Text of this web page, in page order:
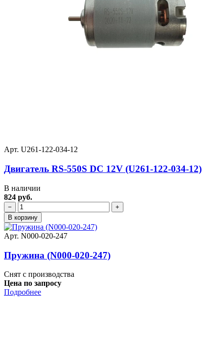
Арт. U261-122-034-12
Двигатель RS-550S DC 12V (U261-122-034-12)
В наличии
824 руб.
−
+
В корзину
Арт. N000-020-247
Пружина (N000-020-247)
Снят с производства
Цена по запросу
Подробнее